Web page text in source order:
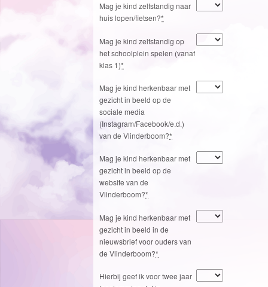
Mag je kind zelfstandig naar
huis lopen/fietsen?*
Mag je kind zelfstandig op
het schoolplein spelen (vanaf
klas 1)*
Mag je kind herkenbaar met
gezicht in beeld op de
sociale media
(Instagram/Facebook/e.d.)
van de Vlinderboom?*
Mag je kind herkenbaar met
gezicht in beeld op de
website van de
Vlinderboom?*
Mag je kind herkenbaar met
gezicht in beeld in de
nieuwsbrief voor ouders van
de Vlinderboom?*
Hierbij geef ik voor twee jaar